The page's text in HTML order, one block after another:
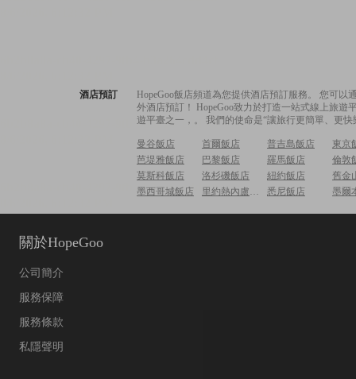
酒店預訂
HopeGoo飯店頻道為您提供酒店預訂服務。 您可
外酒店預訂！ HopeGoo致力於打造一站式線上旅
遊平臺之一，。 我們的使命是“讓旅行更簡單、更
曼谷飯店 首爾飯店 普吉島飯店
東京
芭堤雅飯店
巴黎飯店 羅馬飯店
倫敦
莫斯科飯店
洛杉磯飯店 紐約飯店
舊金
墨西哥城飯店
里約熱內盧飯店 悉尼飯店 墨爾
關於HopeGoo
公司簡介
服務保障
服務條款
私隱聲明